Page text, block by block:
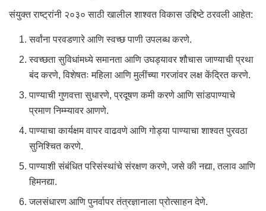
संयुक्त राष्ट्रांनी २०३० साठी खालील शाश्वत विकास उद्दिष्टे ठरवली आहेत:
सर्वांना परवडणारे आणि स्वच्छ पाणी उपलब्ध करणे.
स्वच्छता सुविधांमध्ये समानता आणि उघड्यावर शौचास जाण्याची प्रथा
बंद करणे, विशेषतः महिला आणि मुलींच्या गरजांवर लक्ष केंद्रित करणे.
पाण्याची गुणवत्ता सुधारणे, प्रदूषण कमी करणे आणि सांडपाण्याचे
प्रमाण निम्म्यावर आणणे.
पाण्याचा कार्यक्षम वापर वाढवणे आणि गोड्या पाण्याचा शाश्वत पुरवठा
सुनिश्चित करणे.
पाण्याशी संबंधित परिसंस्थांचे संरक्षण करणे, जसे की नद्या, तलाव आणि
हिमनद्या.
जलसंधारण आणि पुनर्वापर तंत्रज्ञानाला प्रोत्साहन देणे.